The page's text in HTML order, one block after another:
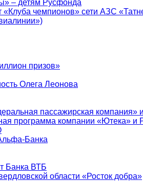
– детям Русфонда
«Клуба чемпионов» сети АЗС
призов»
Олега Леонова
пассажирская компания»
программа компании «Ютека» и
Банка
Банка ВТБ
области «Росток добра»